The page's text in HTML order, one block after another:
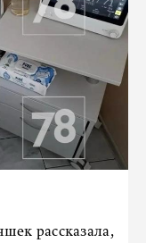
рассказала,